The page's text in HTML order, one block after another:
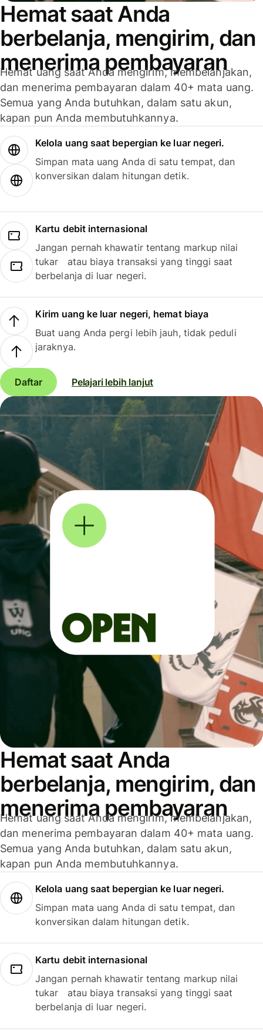
Hemat saat Anda
berbelanja, mengirim, dan
menerima pembayaran
Hemat uang saat Anda mengirim, membelanjakan,
dan menerima pembayaran dalam 40+ mata uang.
Semua yang Anda butuhkan, dalam satu akun,
kapan pun Anda membutuhkannya.
Kelola uang saat bepergian ke luar negeri.
Simpan mata uang Anda di satu tempat, dan
konversikan dalam hitungan detik.
Kartu debit internasional
Jangan pernah khawatir tentang markup nilai
tukar atau biaya transaksi yang tinggi saat
berbelanja di luar negeri.
Kirim uang ke luar negeri, hemat biaya
Buat uang Anda pergi lebih jauh, tidak peduli
jaraknya.
Daftar Pelajari lebih lanjut
Hemat saat Anda
berbelanja, mengirim, dan
menerima pembayaran
Hemat uang saat Anda mengirim, membelanjakan,
dan menerima pembayaran dalam 40+ mata uang.
Semua yang Anda butuhkan, dalam satu akun,
kapan pun Anda membutuhkannya.
Kelola uang saat bepergian ke luar negeri.
Simpan mata uang Anda di satu tempat, dan
konversikan dalam hitungan detik.
Kartu debit internasional
Jangan pernah khawatir tentang markup nilai
tukar atau biaya transaksi yang tinggi saat
berbelanja di luar negeri.